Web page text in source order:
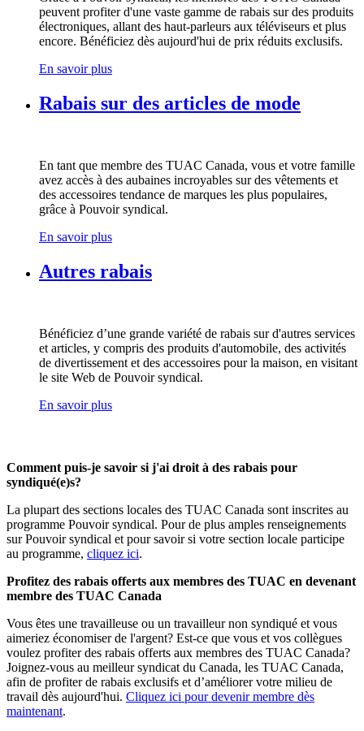
peuvent profiter d'une vaste gamme de rabais sur des produits
électroniques, allant des haut-parleurs aux téléviseurs et plus
encore. Bénéficiez dès aujourd'hui de prix réduits exclusifs.
En savoir plus
Rabais sur des articles de mode
En tant que membre des TUAC Canada, vous et votre famille
avez accès à des aubaines incroyables sur des vêtements et
des accessoires tendance de marques les plus populaires,
grâce à Pouvoir syndical.
En savoir plus
Autres rabais
Bénéficiez d’une grande variété de rabais sur d'autres services
et articles, y compris des produits d'automobile, des activités
de divertissement et des accessoires pour la maison, en visitant
le site Web de Pouvoir syndical.
En savoir plus
Comment puis-je savoir si j'ai droit à des rabais pour
syndiqué(e)s?
La plupart des sections locales des TUAC Canada sont inscrites au
programme Pouvoir syndical. Pour de plus amples renseignements
sur Pouvoir syndical et pour savoir si votre section locale participe
au programme, cliquez ici.
Profitez des rabais offerts aux membres des TUAC en devenant
membre des TUAC Canada
Vous êtes une travailleuse ou un travailleur non syndiqué et vous
aimeriez économiser de l'argent? Est-ce que vous et vos collègues
voulez profiter des rabais offerts aux membres des TUAC Canada?
Joignez-vous au meilleur syndicat du Canada, les TUAC Canada,
afin de profiter de rabais exclusifs et d’améliorer votre milieu de
travail dès aujourd'hui. Cliquez ici pour devenir membre dès
maintenant.